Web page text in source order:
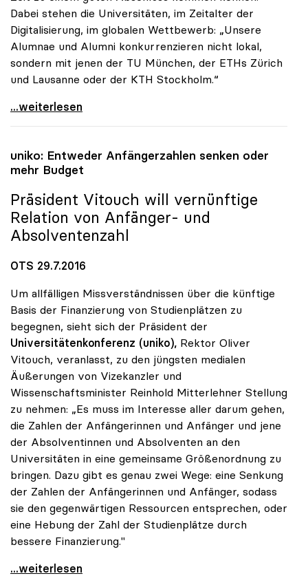
Dabei stehen die Universitäten, im Zeitalter der
Digitalisierung, im globalen Wettbewerb: „Unsere
Alumnae und Alumni konkurrenzieren nicht lokal,
sondern mit jenen der TU München, der ETHs Zürich
und Lausanne oder der KTH Stockholm.“
uniko: Ende des politischen Dornröschenschlafs
...weiterlesen
uniko: Entweder Anfängerzahlen senken oder
mehr Budget
Präsident Vitouch will vernünftige
Relation von Anfänger- und
Absolventenzahl
OTS 29.7.2016
Um allfälligen Missverständnissen über die künftige
Basis der Finanzierung von Studienplätzen zu
begegnen, sieht sich der Präsident der
Universitätenkonferenz (uniko), Rektor Oliver
Vitouch, veranlasst, zu den jüngsten medialen
Äußerungen von Vizekanzler und
Wissenschaftsminister Reinhold Mitterlehner Stellung
zu nehmen: „Es muss im Interesse aller darum gehen,
die Zahlen der Anfängerinnen und Anfänger und jene
der Absolventinnen und Absolventen an den
Universitäten in eine gemeinsame Größenordnung zu
bringen. Dazu gibt es genau zwei Wege: eine Senkung
der Zahlen der Anfängerinnen und Anfänger, sodass
sie den gegenwärtigen Ressourcen entsprechen, oder
eine Hebung der Zahl der Studienplätze durch
bessere Finanzierung."
uniko: Entweder Anfängerzahlen senken oder mehr
...weiterlesen